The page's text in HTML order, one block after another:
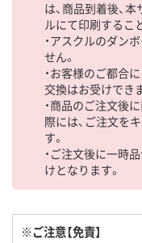
は、商品到着後、
ルにて印刷するこ
・アスクルのダン
せん。
・お客様のご都合
交換はお受けでき
・商品のご注文後
際には、ご注文を
す。
・ご注文後に一時
けとなります。
※ご注意【免責】